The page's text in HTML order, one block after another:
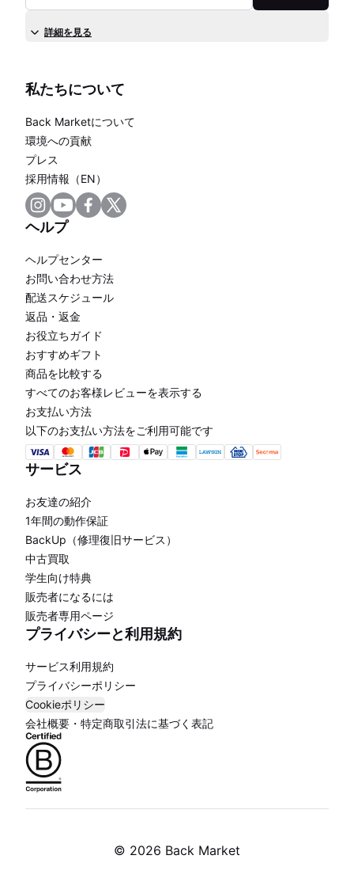
詳細を見る
私たちについて
Back Marketについて
環境への貢献
プレス
採用情報（EN）
ヘルプ
ヘルプセンター
お問い合わせ方法
配送スケジュール
返品・返金
お役立ちガイド
おすすめギフト
商品を比較する
すべてのお客様レビューを表示する
お支払い方法
以下のお支払い方法をご利用可能です
サービス
お友達の紹介
1年間の動作保証
BackUp（修理復旧サービス）
中古買取
学生向け特典
販売者になるには
販売者専用ページ
プライバシーと利用規約
サービス利用規約
プライバシーポリシー
Cookieポリシー
会社概要・特定商取引法に基づく表記
© 2026 Back Market